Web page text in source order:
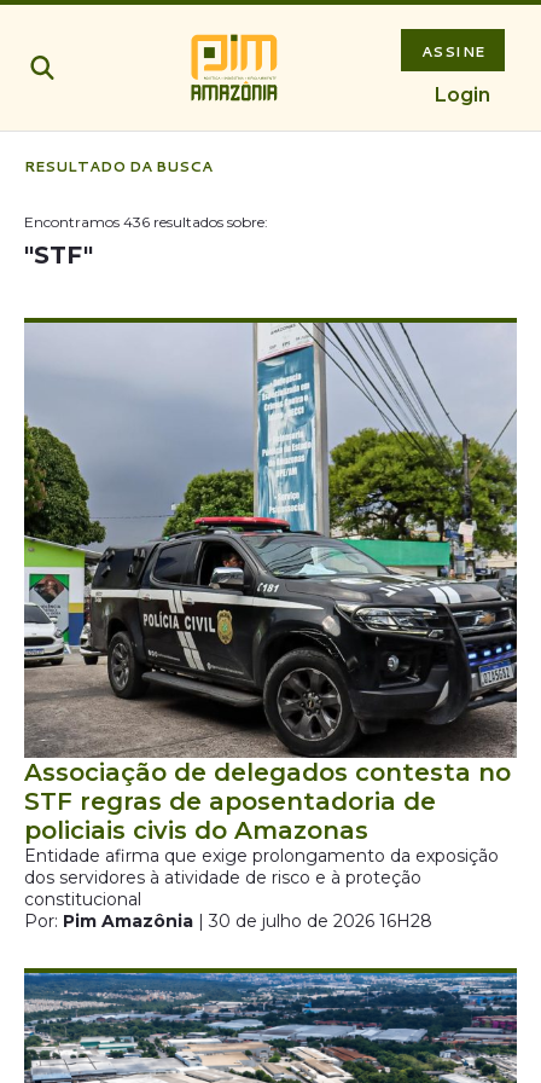
ASSINE
Login
RESULTADO DA BUSCA
Encontramos 436 resultados sobre:
"STF"
Associação de delegados contesta no
STF regras de aposentadoria de
policiais civis do Amazonas
Entidade afirma que exige prolongamento da exposição
dos servidores à atividade de risco e à proteção
constitucional
Por: Pim Amazônia | 30 de julho de 2026 16H28